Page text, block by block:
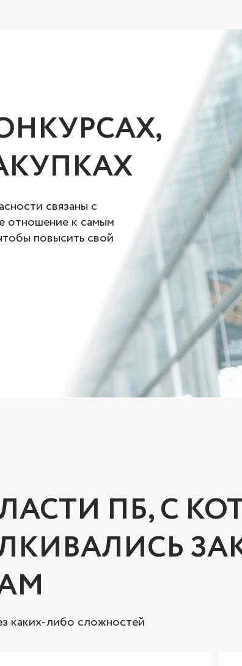
связаны с
отношение к самым
повысить свой
ПБ, С
каких-либо сложностей